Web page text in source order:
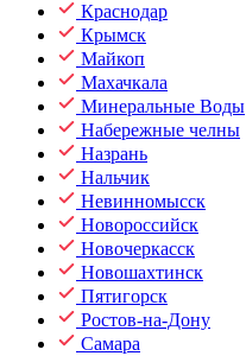
Краснодар
Крымск
Майкоп
Махачкала
Минеральные Воды
Набережные челны
Назрань
Нальчик
Невинномысск
Новороссийск
Новочеркасск
Новошахтинск
Пятигорск
Ростов-на-Дону
Самара